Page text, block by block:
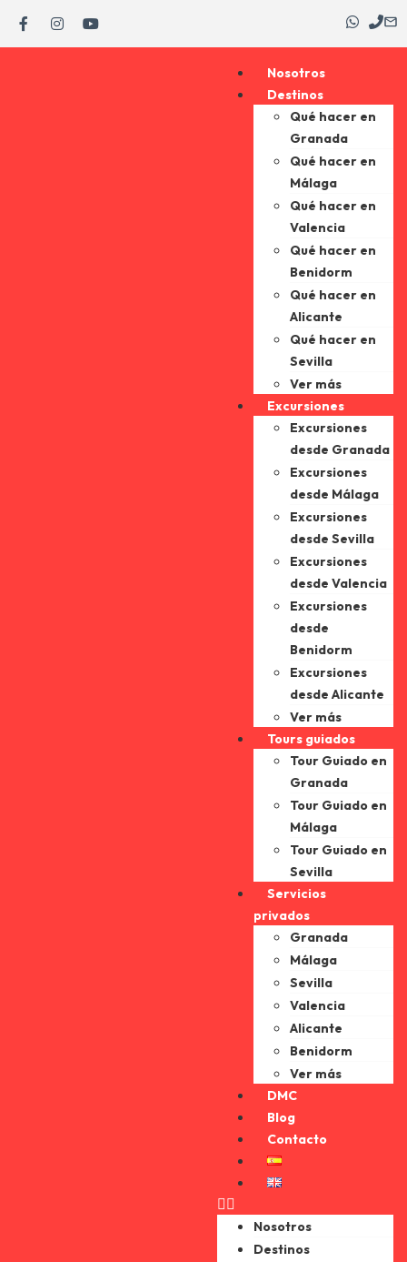
Nosotros
Destinos
Qué hacer en
Granada
Qué hacer en
Málaga
Qué hacer en
Valencia
Qué hacer en
Benidorm
Qué hacer en
Alicante
Qué hacer en
Sevilla
Ver más
Excursiones
Excursiones
desde Granada
Excursiones
desde Málaga
Excursiones
desde Sevilla
Excursiones
desde Valencia
Excursiones
desde
Benidorm
Excursiones
desde Alicante
Ver más
Tours guiados
Tour Guiado en
Granada
Tour Guiado en
Málaga
Tour Guiado en
Sevilla
Servicios
privados
Granada
Málaga
Sevilla
Valencia
Alicante
Benidorm
Ver más
DMC
Blog
Contacto
Nosotros
Destinos